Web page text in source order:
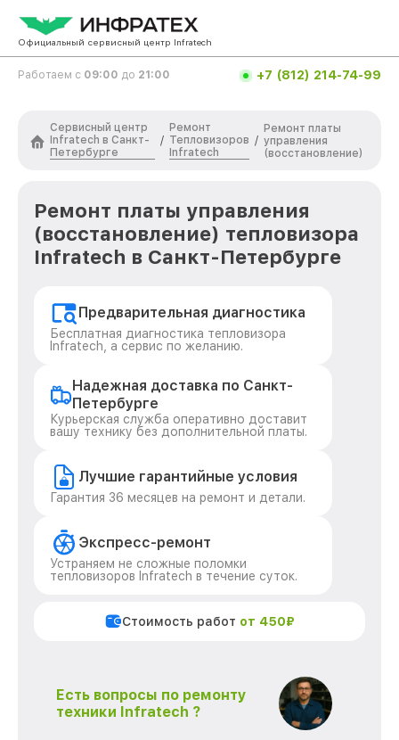
Официальный сервисный центр Infratech
Работаем с 09:00 до 21:00 +7 (812) 214-74-99
Сервисный центр
Infratech в Санкт-
Петербурге
/
Ремонт
Тепловизоров
Infratech
/
Ремонт платы
управления
(восстановление)
Ремонт платы управления
(восстановление) тепловизора
Infratech в Санкт-Петербурге
Предварительная диагностика
Бесплатная диагностика тепловизора
Infratech, а сервис по желанию.
Надежная доставка по Санкт-
Петербурге
Курьерская служба оперативно доставит
вашу технику без дополнительной платы.
Лучшие гарантийные условия
Гарантия 36 месяцев на ремонт и детали.
Экспресс-ремонт
Устраняем не сложные поломки
тепловизоров Infratech в течение суток.
Стоимость работ от 450₽
Есть вопросы по ремонту
техники Infratech ?